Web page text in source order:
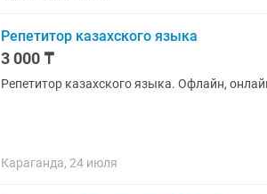
Репетитор казахского языка
3 000 ₸
Репетитор казахского языка. Офлайн,
Караганда, 24 июля